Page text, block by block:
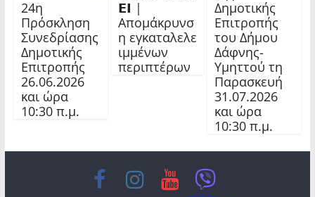
24η
Πρόσκληση
Συνεδρίασης
Δημοτικής
Επιτροπής
26.06.2026
και ώρα
10:30 π.μ.
𝝚𝝞 |
Απομάκρυνσ
η εγκαταλελε
ιμμένων
περιπτέρων
Δημοτικής
Επιτροπής
του Δήμου
Δάφνης-
Υμηττού τη
Παρασκευή
31.07.2026
και ώρα
10:30 π.μ.